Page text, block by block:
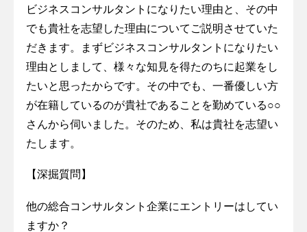
ビジネスコンサルタントになりたい理由と、その中
でも貴社を志望した理由についてご説明させていた
だきます。まずビジネスコンサルタントになりたい
理由としまして、様々な知見を得たのちに起業をし
たいと思ったからです。その中でも、一番優しい方
が在籍しているのが貴社であることを勤めている○○
さんから伺いました。そのため、私は貴社を志望い
たします。
【深掘質問】
他の総合コンサルタント企業にエントリーはしてい
ますか？